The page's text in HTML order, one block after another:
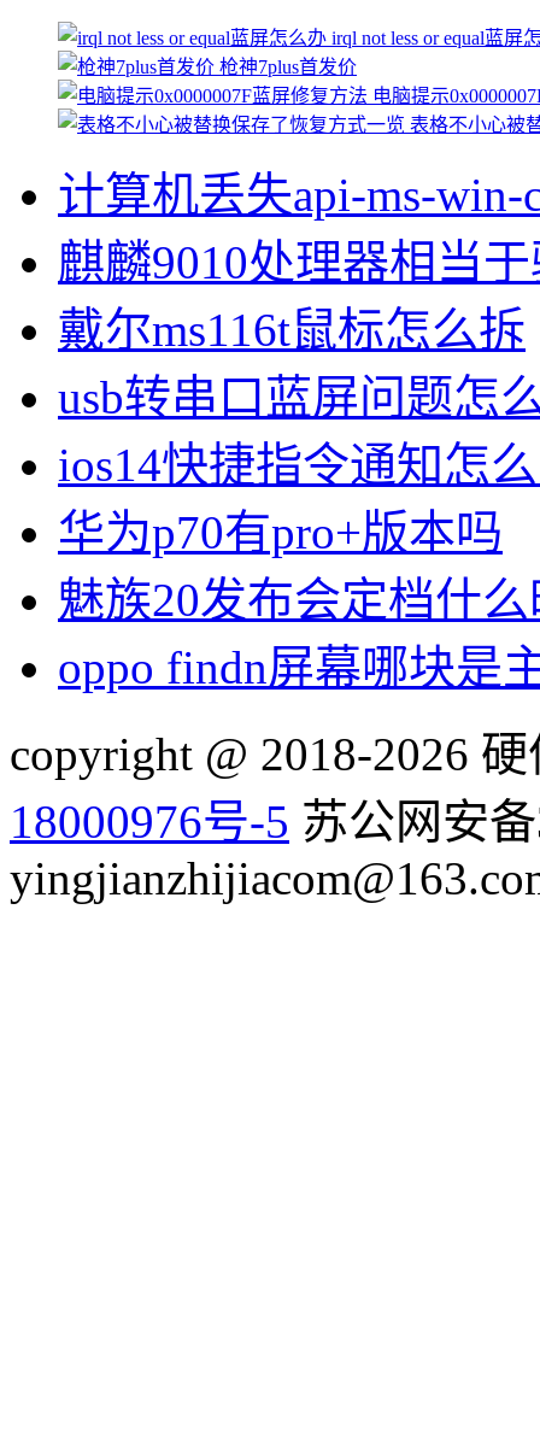
irql not less or equal蓝屏
枪神7plus首发价
电脑提示
表格不小心被
计算机丢失api-ms-
麒麟9010处理器相当
戴尔ms116t鼠标怎么拆
usb转串口蓝屏问题怎
ios14快捷指令通知怎
华为p70有pro+版本吗
魅族20发布会定档什
oppo findn屏幕哪块是
copyright @ 2018-2026
18000976号-5 苏公网安